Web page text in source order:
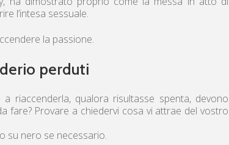
l’intesa sessuale.
la passione.
perduti
riaccenderla, qualora risultasse spenta, devono
fare? Provare a chiedervi cosa vi attrae del vostro
su nero se necessario.